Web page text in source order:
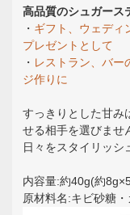
高品質のシュガー
・ ギフト、ウェディ
プレゼントとして
・ レストラン、バー
ジ作りに
すっきりとした甘み
せる相手を選びませ
日々をスタイリッシ
内容量:約40g(約
原材料名:キビ砂糖